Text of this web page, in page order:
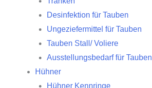
Desinfektion für Tauben
Ungeziefermittel für Tauben
Tauben Stall/ Voliere
Ausstellungsbedarf für Tauben
Hühner
Hühner Kennringe